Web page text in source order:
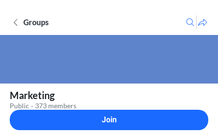
Groups
Marketing
Public · 373 members
Join